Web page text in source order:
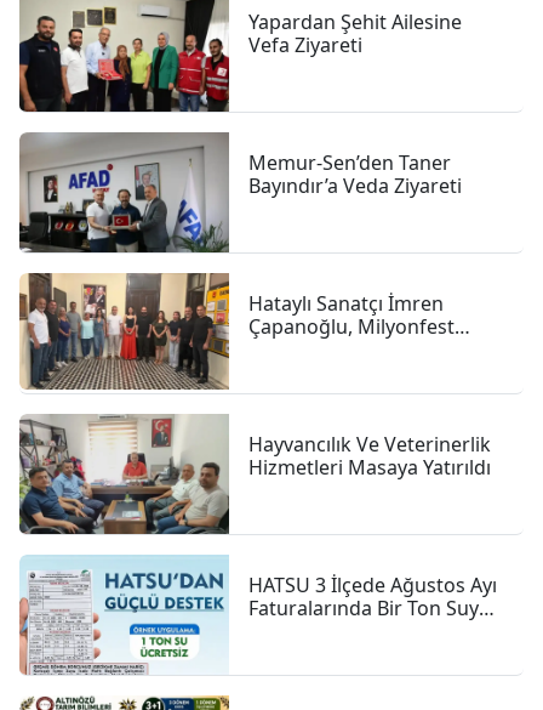
Yapardan Şehit Ailesine
Vefa Ziyareti
Memur-Sen’den Taner
Bayındır’a Veda Ziyareti
Hataylı Sanatçı İmren
Çapanoğlu, Milyonfest
Hayvancılık Ve Veterinerlik
Hizmetleri Masaya Yatırıldı
HATSU 3 İlçede Ağustos Ayı
Faturalarında Bir Ton Suyu